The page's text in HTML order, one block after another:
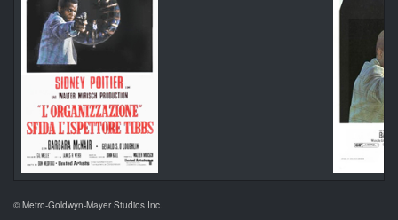
© Metro-Goldwyn-Mayer Studios Inc.